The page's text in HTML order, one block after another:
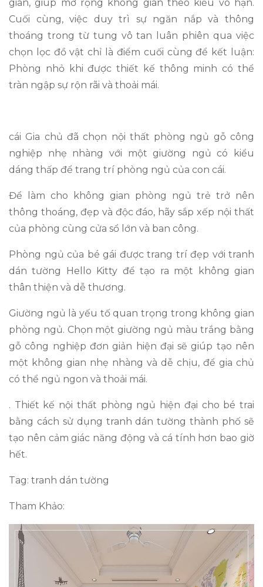
gian, giúp mở rộng không gian theo kiểu vô hạn.
Cuối cùng, việc duy trì sự ngăn nắp và thông
thoáng trong từ tung vô tan luân phiên qua việc
chọn lọc đồ vật chỉ là điểm cuối cùng để kết luận:
Phòng nhỏ khi được thiết kế thông minh có thể
tràn ngập sự rộn rãi và thoải mái.
cái Gia chủ đã chọn nội thất phòng ngủ gỗ công
nghiệp nhẹ nhàng với một giường ngủ có kiểu
dáng thấp để trang trí phòng ngủ của con cái.
Để làm cho không gian phòng ngủ trẻ trở nên
thông thoáng, đẹp và độc đáo, hãy sắp xếp nội thất
của phòng cùng cửa sổ lớn và ban công.
Phòng ngủ của bé gái được trang trí đẹp với tranh
dán tường Hello Kitty để tạo ra một không gian
thân thiện và dễ thương.
Giường ngủ là yếu tố quan trọng trong không gian
phòng ngủ. Chọn một giường ngủ màu trắng bằng
gỗ công nghiệp đơn giản hiện đại sẽ giúp tạo nên
một không gian nhẹ nhàng và dễ chịu, để gia chủ
có thể ngủ ngon và thoải mái.
. Thiết kế nội thất phòng ngủ hiện đại cho bé trai
bằng cách sử dụng tranh dán tường thành phố sẽ
tạo nên cảm giác năng động và cá tính hơn bao giờ
hết.
Tag: tranh dán tường
Tham Khảo: